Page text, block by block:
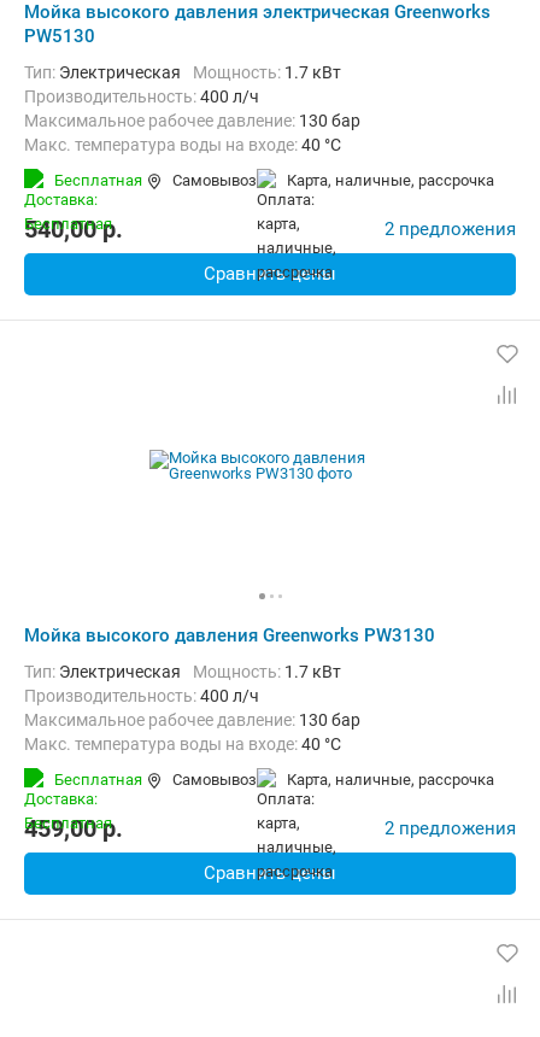
Мойка высокого давления электрическая Greenworks
PW5130
Тип: Электрическая Мощность: 1.7 кВт
Производительность:400 л/ч
Максимальное рабочее давление: 130 бар
Макс. температура воды на входе:40 °C
Бесплатная Самовывоз карта, наличные, рассрочка
540,00p. 2 предложения
Сравнить цены
Мойка высокого давления Greenworks PW3130
Тип: Электрическая Мощность: 1.7 кВт
Производительность:400 л/ч
Максимальное рабочее давление: 130 бар
Макс. температура воды на входе:40 °C
Длина шланга высокого давления :
Бесплатная Самовывоз карта, наличные, рассрочка
459,00p. 2 предложения
Сравнить цены